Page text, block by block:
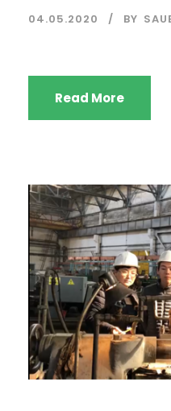
04.05.2020 BY
Read More